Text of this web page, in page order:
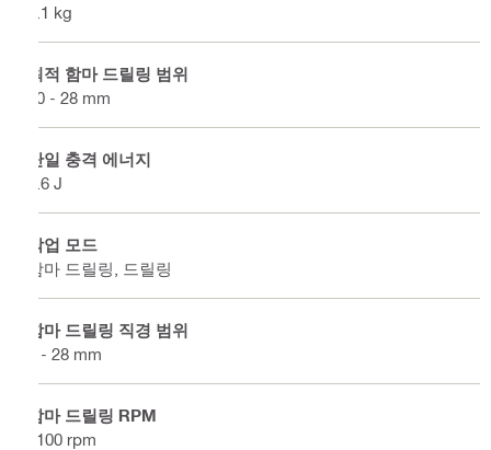
4.1 kg
최적 함마 드릴링 범위
10 - 28 mm
단일 충격 에너지
3.6 J
작업 모드
함마 드릴링, 드릴링
함마 드릴링 직경 범위
4 - 28 mm
함마 드릴링 RPM
1100 rpm